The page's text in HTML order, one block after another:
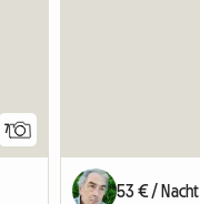
7
53 € / Nacht